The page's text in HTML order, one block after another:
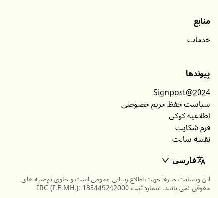
دسته‌بندی‌ها
اطلاعات
منابع
خدمات
پیوندها
Signpost@2024
سیاست حفظ حریم خصوصی
اطلاعیه کوکی
فرم شکایت
نقشه سایت